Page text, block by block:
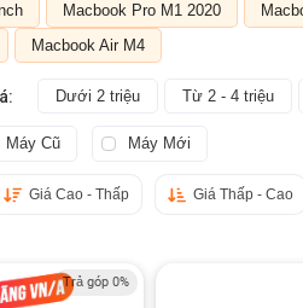
Macbook Pro M1 2020
Macbook Air M4
Dưới 2 triệu Từ 2 - 4 triệu
Máy Cũ Máy Mới
Giá Cao - Thấp Giá Thấp - Cao
Trả góp 0%